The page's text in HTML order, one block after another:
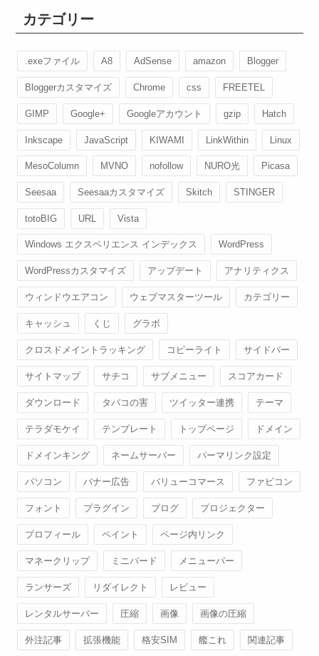
カテゴリー
.exeファイル A8 AdSense amazon Blogger
Bloggerカスタマイズ Chrome css FREETEL
GIMP Google+ Googleアカウント gzip Hatch
Inkscape JavaScript KIWAMI LinkWithin Linux
MesoColumn MVNO nofollow NURO光 Picasa
Seesaa Seesaaカスタマイズ Skitch STINGER
totoBIG URL Vista
Windows エクスペリエンス インデックス WordPress
WordPressカスタマイズ アップデート アナリティクス
ウィンドウエアコン ウェブマスターツール カテゴリー
キャッシュ くじ グラボ
クロスドメイントラッキング コピーライト サイドバー
サイトマップ サチコ サブメニュー スコアカード
ダウンロード タバコの害 ツイッター連携 テーマ
テラダモケイ テンプレート トップページ ドメイン
ドメインキング ネームサーバー パーマリンク設定
パソコン バナー広告 バリューコマース ファビコン
フォント プラグイン ブログ プロジェクター
プロフィール ペイント ページ内リンク
マネークリップ ミニバード メニューバー
ランサーズ リダイレクト レビュー
レンタルサーバー 圧縮 画像 画像の圧縮
外注記事 拡張機能 格安SIM 艦これ 関連記事